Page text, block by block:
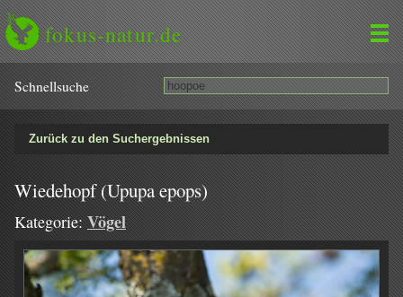
fokus-natur.de
Schnell­suche
Zurück zu den Suchergebnissen
Wiedehopf (Upupa epops)
Kategorie: Vögel